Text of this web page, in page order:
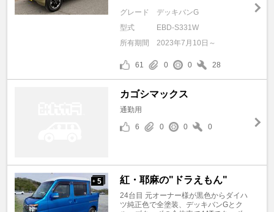
グレード
デッキバンG
型式
EBD-S331W
所有期間
2023年7月10日～
61 0 0 28
カゴシマックス
通勤用
6
0 0 0
+ 5 紅・耶麻の"ドラえもん"
24台目 元オーナー様が黒色からダイハ
ツ純正色で全塗装、デッキバンGとク